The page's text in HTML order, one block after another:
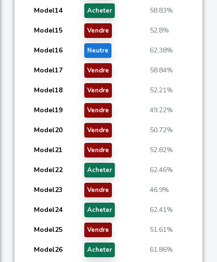
Model14 Acheter 58.83%
Model15 Vendre 52.8%
Model16 Neutre 62.38%
Model17 Vendre 58.84%
Model18 Vendre 52.21%
Model19 Vendre 49.22%
Model20 Vendre 50.72%
Model21 Vendre 52.82%
Model22 Acheter 62.46%
Model23 Vendre 46.9%
Model24 Acheter 62.41%
Model25 Vendre 51.61%
Model26 Acheter 61.86%